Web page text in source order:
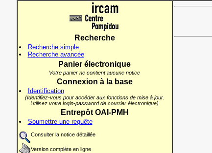
Recherche
Recherche simple
Recherche avancée
Panier électronique
Votre panier ne contient aucune notice
Connexion à la base
Identification
(Identifiez-vous pour accéder aux fonctions de mise à jour.
Utilisez votre login-password de courrier électronique)
Entrepôt OAI-PMH
Soumettre une requête
Consulter la notice détaillée
Version complète en ligne